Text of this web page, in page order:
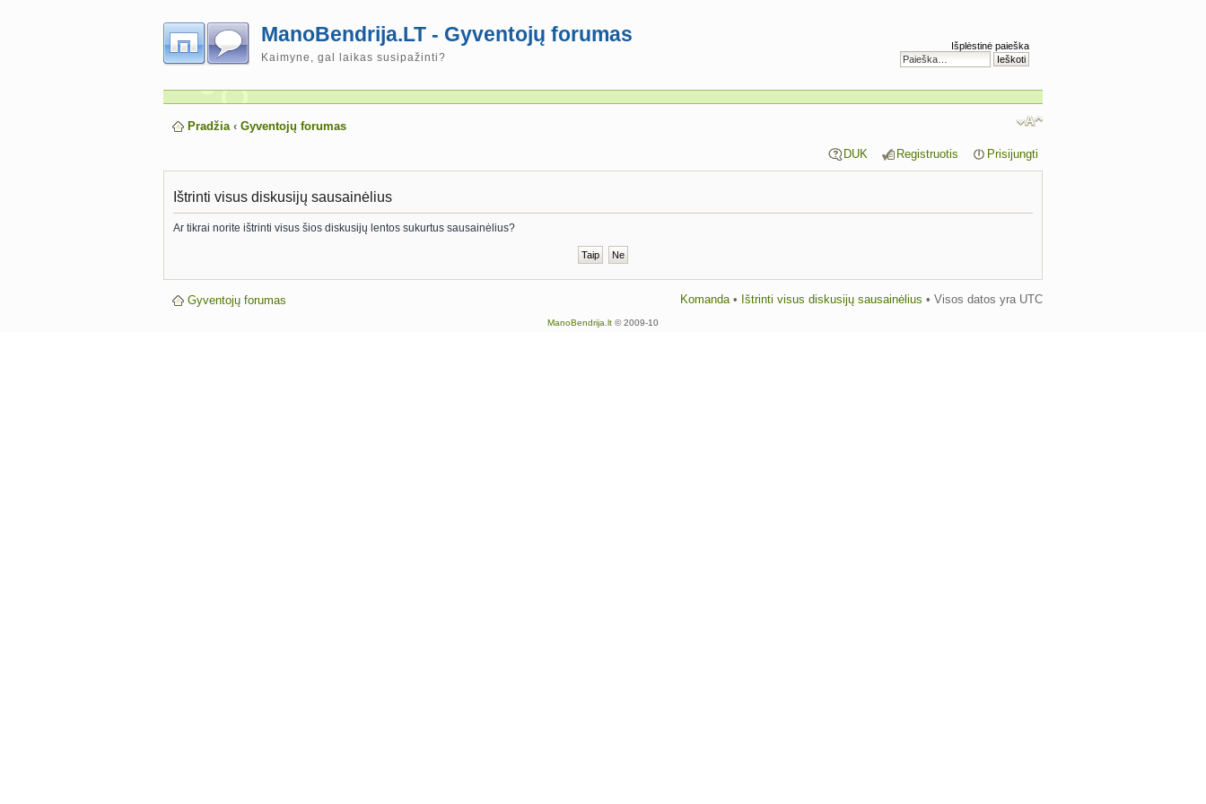
ManoBendrija.LT - Gyventojų forumas
Kaimyne, gal laikas susipažinti?
Išplėstinė paieška
Pradžia ‹ Gyventojų forumas
DUK Registruotis Prisijungti
Ištrinti visus diskusijų sausainėlius
Ar tikrai norite ištrinti visus šios diskusijų lentos sukurtus sausainėlius?
Gyventojų forumas Komanda• Ištrinti visus diskusijų sausainėlius • Visos datos yra UTC
ManoBendrija.lt © 2009-10